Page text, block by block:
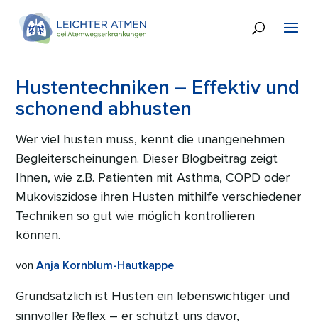
Hustentechniken – Effektiv und
schonend abhusten
Wer viel husten muss, kennt die unangenehmen
Begleiterscheinungen. Dieser Blogbeitrag zeigt
Ihnen, wie z.B. Patienten mit Asthma, COPD oder
Mukoviszidose ihren Husten mithilfe verschiedener
Techniken so gut wie möglich kontrollieren
können.
vonAnja Kornblum-Hautkappe
Grundsätzlich ist Husten ein lebenswichtiger und
sinnvoller Reflex – er schützt uns davor,